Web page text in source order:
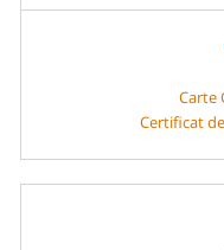
Carte
Certificat